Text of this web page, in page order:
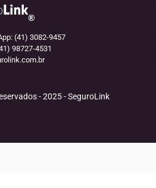
(41) 3082-9457
98727-4531
- 2025 - SeguroLink